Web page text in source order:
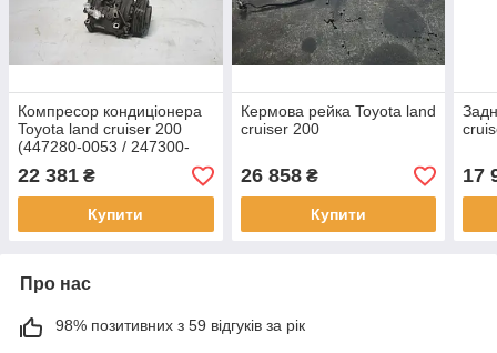
Компресор кондиціонера
Toyota land cruiser 200
(447280-0053 / 247300-
5671)
22 381 ₴
Купити
Кермова рейка Toyota land
cruiser 200
26 858₴
Купити
17
Про нас
98% позитивних з 59 відгуків за рік